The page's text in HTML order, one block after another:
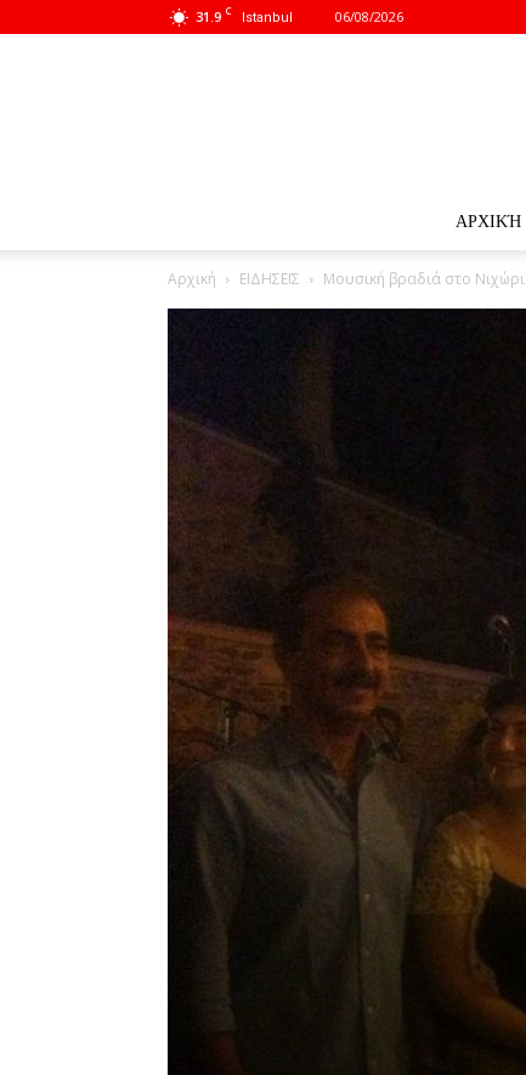
31.9 C Istanbul 06/08/2026
ΑΡΧΙΚΉ
Αρχική ΕΙΔΗΣΕΙΣ Μουσική βραδιά στο Νιχώρι